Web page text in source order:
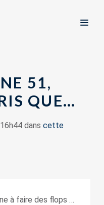
51,
QUE…
dans cette
à faire des flops …